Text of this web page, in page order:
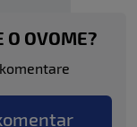
O OVOME?